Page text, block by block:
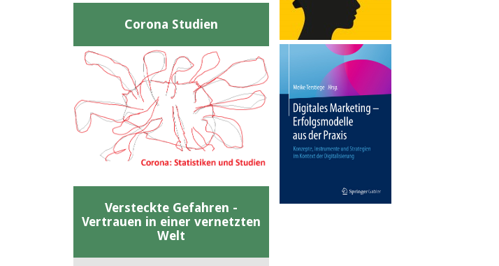
Corona Studien
Versteckte Gefahren -
Vertrauen in einer vernetzten
Welt